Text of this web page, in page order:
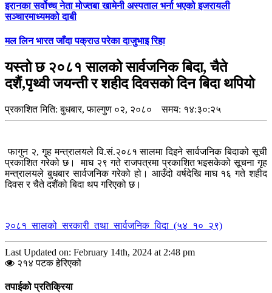
इरानका सर्वोच्च नेता मोज्तबा खामेनी अस्पताल भर्ना भएको इजरायली
सञ्चारमाध्यमको दाबी
मल लिन भारत जाँदा पक्राउ परेका दाजुभाइ रिहा
यस्तो छ २०८१ सालको सार्वजनिक बिदा, चैते
दशैं,पृथ्वी जयन्ती र शहीद दिवसको दिन बिदा थपियो
प्रकाशित मिति:बुधबार, फाल्गुण ०२, २०८० समय: १४:३०:२५
फागुन २, गृह मन्त्रालयले वि.सं.२०८१ सालमा दिइने सार्वजनिक बिदाको सूची
प्रकाशित गरेको छ। माघ २९ गते राजपत्रमा प्रकाशित भइसकेको सूचना गृह
मन्त्रालयले बुधबार सार्वजनिक गरेको हो। आउँदो वर्षदेखि माघ १६ गते शहीद
दिवस र चैते दशैंको बिदा थप गरिएको छ।
२०८१_सालको_सरकारी_तथा_सार्वजनिक_विदा_(५४_१०_२९)
Last Updated on: February 14th, 2024 at 2:48 pm
२१४ पटक हेरिएको
तपाईको प्रतिक्रिया